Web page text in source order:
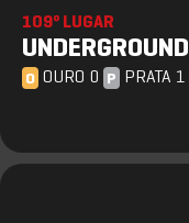
109º LUGAR
UNDERGROUND
O OURO 0 P PRATA 1